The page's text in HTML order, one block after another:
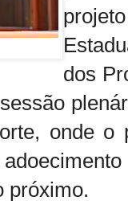
dos
onde o
próximo.